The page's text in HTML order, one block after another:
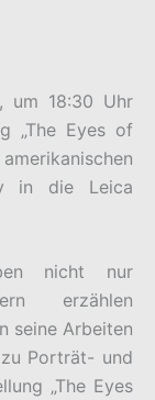
um 18:30 Uhr
„The Eyes of
in die Leica
nicht nur
erzählen
seine Arbeiten
Porträt- und
„The Eyes